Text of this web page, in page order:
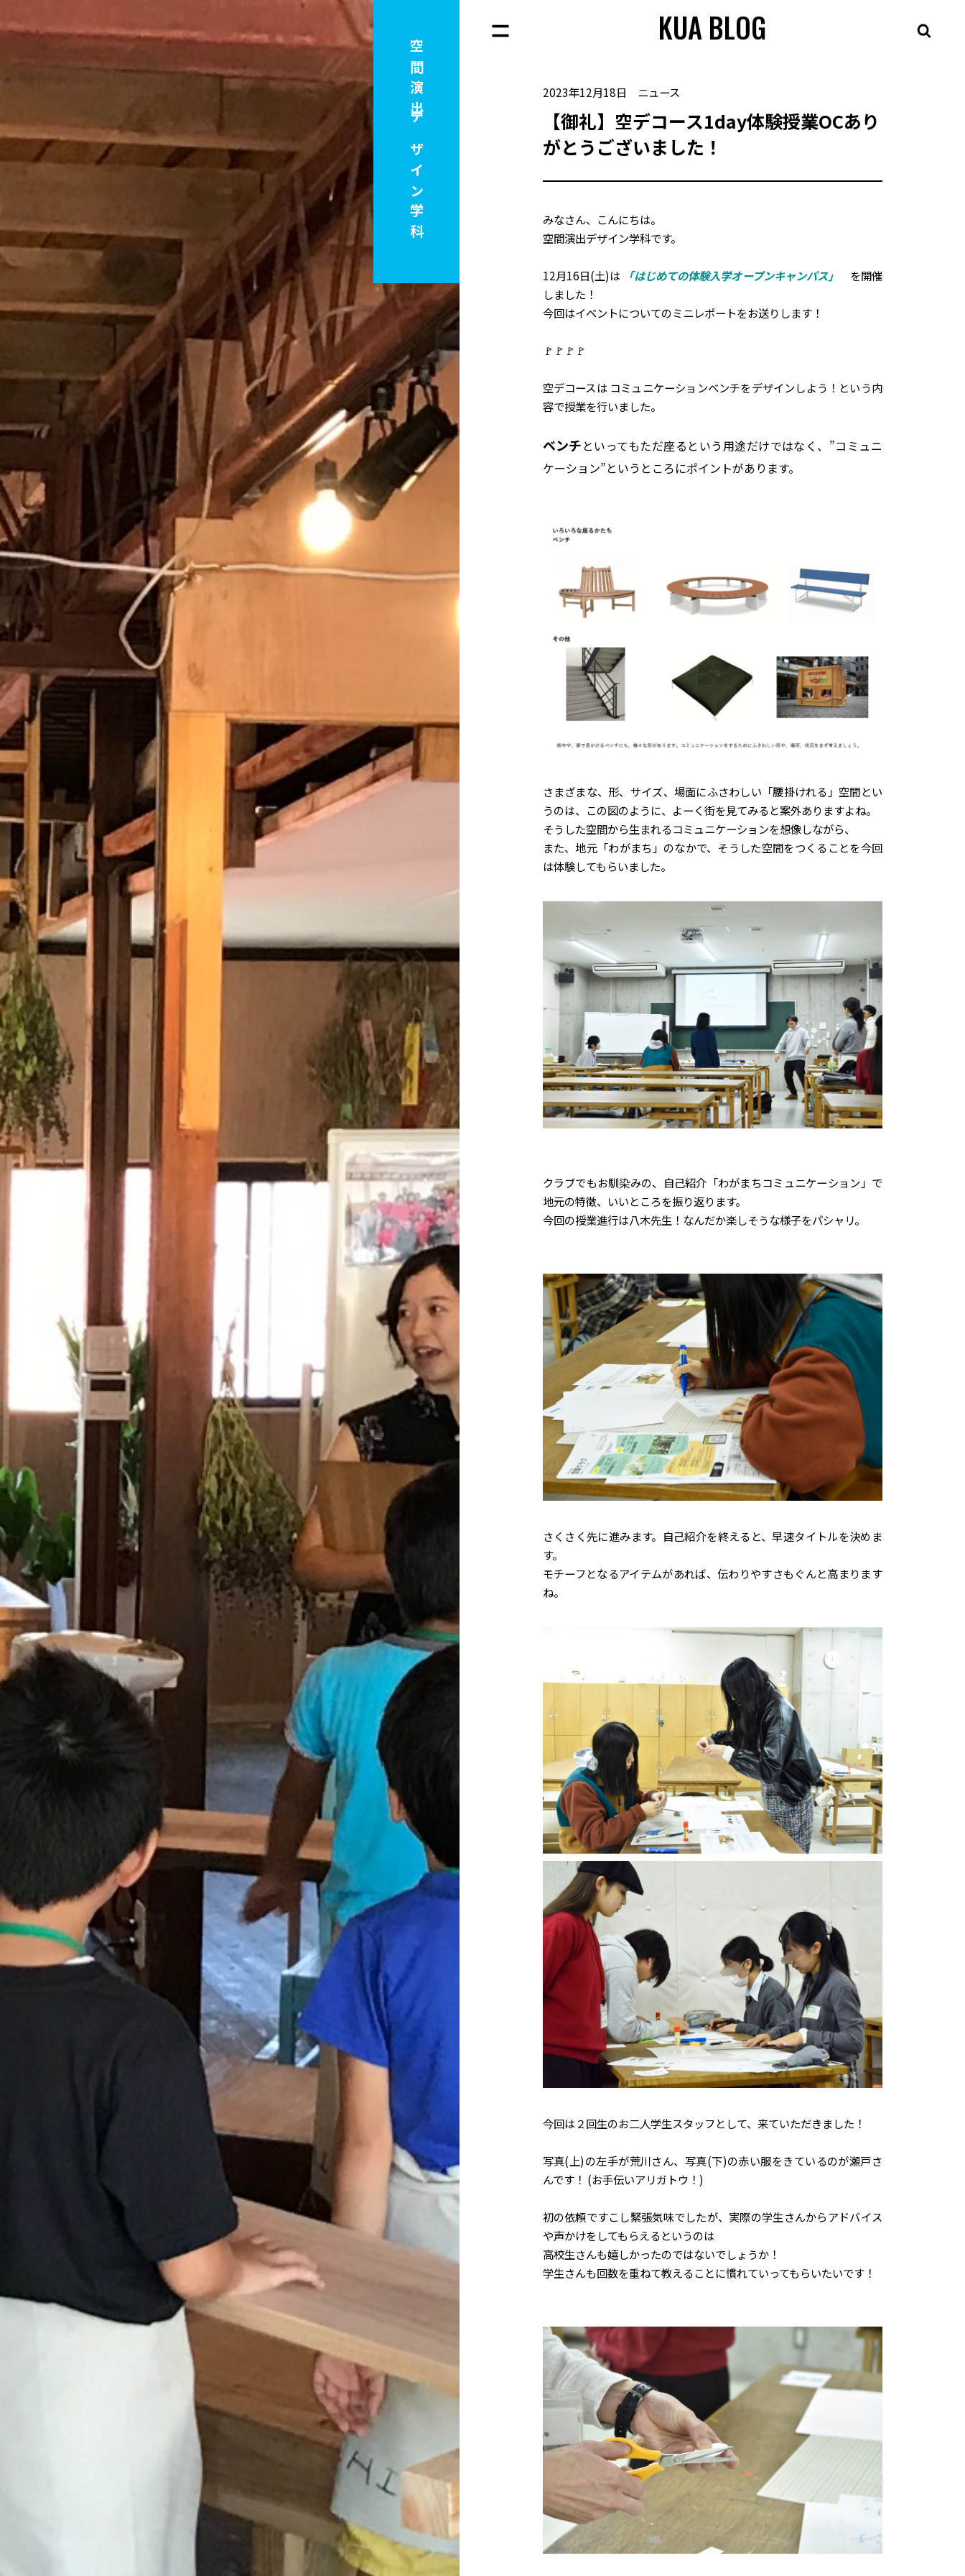
KUA BLOG
空間演出
デザイン学科
2023年12月18日 ニュース
【御礼】空デコース1day体験授業OCあり
がとうございました！
みなさん、こんにちは。
空間演出デザイン学科です。
12月16日(土)は 「はじめての体験入学オープンキャンパス」
を開催
しました！
今回はイベントについてのミニレポートをお送りします！
🚩🚩🚩🚩
空デコースは コミュニケーションベンチをデザインしよう！という内
容で授業を行いました。
ベンチ といってもただ座るという用途だけではなく、”コミュニ
ケーション”というところにポイントがあります。
さまざまな、形、サイズ、場面にふさわしい「腰掛けれる」空間とい
うのは、この図のように、よーく街を見てみると案外ありますよね。
そうした空間から生まれるコミュニケーションを想像しながら、
また、地元「わがまち」のなかで、そうした空間をつくることを今回
は体験してもらいました。
クラブでもお馴染みの、自己紹介「わがまちコミュニケーション」で
地元の特徴、いいところを振り返ります。
今回の授業進行は八木先生！なんだか楽しそうな様子をパシャリ。
さくさく先に進みます。自己紹介を終えると、早速タイトルを決めま
す。
モチーフとなるアイテムがあれば、伝わりやすさもぐんと高まります
ね。
今回は２回生のお二人学生スタッフとして、来ていただきました！
写真(上)の左手が荒川さん、写真(下)の赤い服をきているのが瀬戸さ
んです！ (お手伝いアリガトウ！)
初の依頼ですこし緊張気味でしたが、実際の学生さんからアドバイス
や声かけをしてもらえるというのは
高校生さんも嬉しかったのではないでしょうか！
学生さんも回数を重ねて教えることに慣れていってもらいたいです！